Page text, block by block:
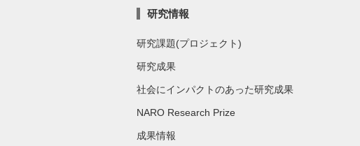
研究情報
研究課題(プロジェクト)
研究成果
社会にインパクトのあった研究成果
NARO Research Prize
成果情報